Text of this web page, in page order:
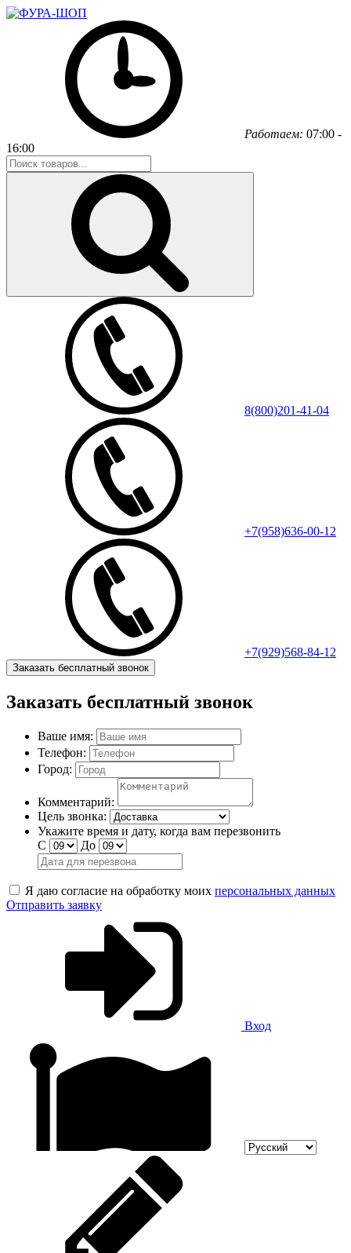
Работаем: 07:00 -
16:00
8(800)201-41-04
+7(958)636-00-12
+7(929)568-84-12
Заказать бесплатный звонок
Заказать бесплатный звонок
Ваше имя:
Телефон:
Город:
Комментарий:
Цель звонка:
Укажите время и дату, когда вам перезвонить
С
До
Я даю согласие на обработку моих персональных данных
Отправить заявку
Вход